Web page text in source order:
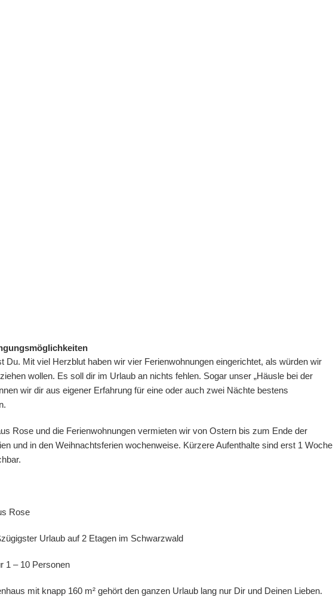
Du. Mit viel Herzblut haben wir vier Ferienwohnungen eingerichtet, als würden wir
wollen. Es soll dir im Urlaub an nichts fehlen. Sogar unser „Häusle bei der
wir dir aus eigener Erfahrung für eine oder auch zwei Nächte bestens
Rose und die Ferienwohnungen vermieten wir von Ostern bis zum Ende der
und in den Weihnachtsferien wochenweise. Kürzere Aufenthalte sind erst 1 Woche
Rose
Urlaub auf 2 Etagen im Schwarzwald
1 – 10 Personen
mit knapp 160 m² gehört den ganzen Urlaub lang nur Dir und Deinen Lieben.